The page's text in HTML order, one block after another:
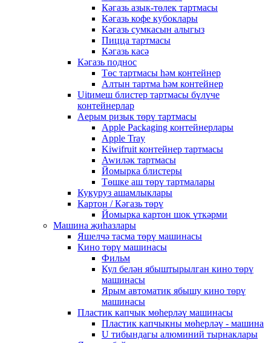
Кәгазь азык-төлек тартмасы
Кәгазь кофе кубоклары
Кәгазь сумкасын алыгыз
Пицца тартмасы
Кәгазь касә
Кәгазь поднос
Төс тартмасы һәм контейнер
Алтын тартма һәм контейнер
Uitимеш блистер тартмасы бүлүче
контейнерлар
Аерым ризык төрү тартмасы
Apple Packaging контейнерлары
Apple Tray
Kiwifruit контейнер тартмасы
Awиләк тартмасы
Йомырка блистеры
Төшке аш төрү тартмалары
Кукуруз ашамлыклары
Картон / Кәгазь төрү
Йомырка картон шок үткәрми
Машина җиһазлары
Яшелчә тасма төрү машинасы
Кино төрү машинасы
Фильм
Кул белән ябыштырылган кино төрү
машинасы
Ярым автоматик ябышу кино төрү
машинасы
Пластик капчык мөһерләү машинасы
Пластик капчыкны мөһерләү - машина
U тибындагы алюминий тырнаклары